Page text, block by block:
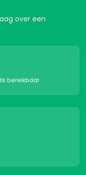
over een
bereikbaar